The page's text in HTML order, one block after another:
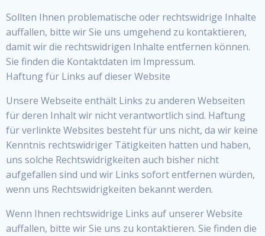
Sollten Ihnen problematische oder rechtswidrige Inhalte
auffallen, bitte wir Sie uns umgehend zu kontaktieren,
damit wir die rechtswidrigen Inhalte entfernen können.
Sie finden die Kontaktdaten im Impressum.
Haftung für Links auf dieser Website
Unsere Webseite enthält Links zu anderen Webseiten
für deren Inhalt wir nicht verantwortlich sind. Haftung
für verlinkte Websites besteht für uns nicht, da wir keine
Kenntnis rechtswidriger Tätigkeiten hatten und haben,
uns solche Rechtswidrigkeiten auch bisher nicht
aufgefallen sind und wir Links sofort entfernen würden,
wenn uns Rechtswidrigkeiten bekannt werden.
Wenn Ihnen rechtswidrige Links auf unserer Website
auffallen, bitte wir Sie uns zu kontaktieren. Sie finden die